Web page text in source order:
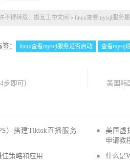
不得转载： 搬瓦工中文网 » linux查看mysql服务
签： linux查看mysql服务是否启动 查看mysql
即可）
美国韩
）搭建Tiktok直播服务
美国虚
申请教
策略和应用 什么是